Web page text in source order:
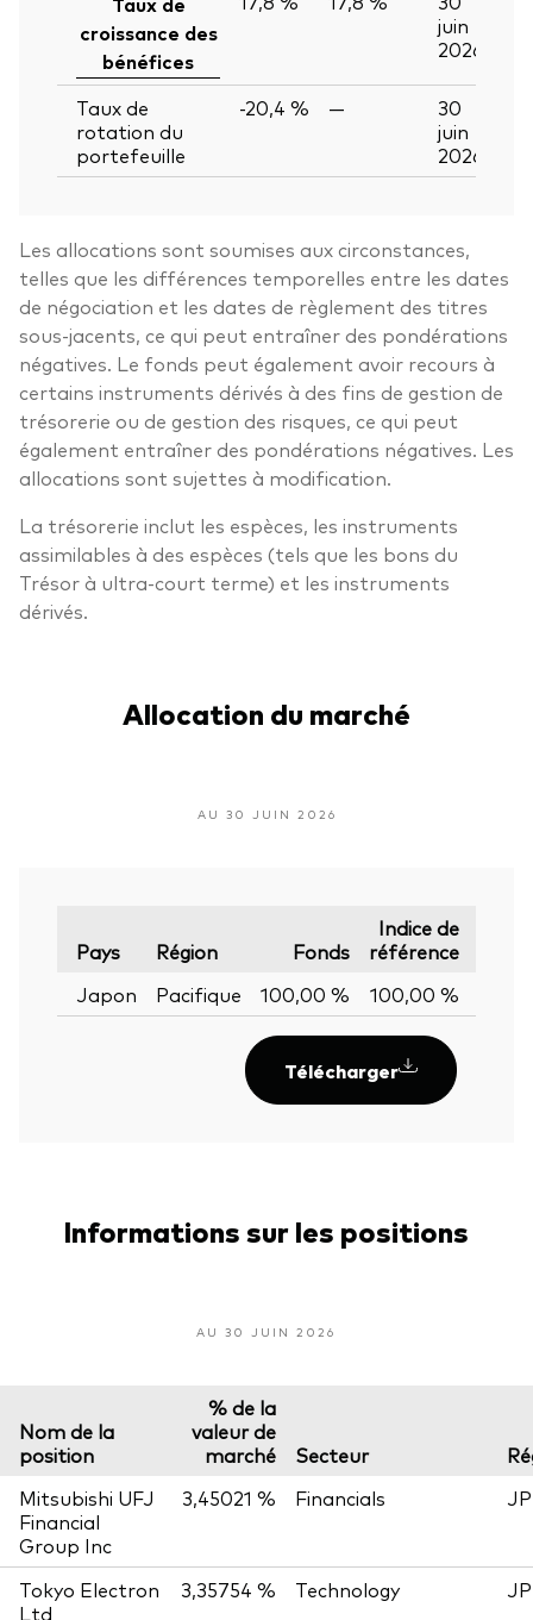
croissance des
bénéfices
juin
2026
Taux de
rotation du
portefeuille
-20,4 % —
30
juin
2026
Les allocations sont soumises aux circonstances,
telles que les différences temporelles entre les dates
de négociation et les dates de règlement des titres
sous-jacents, ce qui peut entraîner des pondérations
négatives. Le fonds peut également avoir recours à
certains instruments dérivés à des fins de gestion de
trésorerie ou de gestion des risques, ce qui peut
également entraîner des pondérations négatives. Les
allocations sont sujettes à modification.
La trésorerie inclut les espèces, les instruments
assimilables à des espèces (tels que les bons du
Trésor à ultra-court terme) et les instruments
dérivés.
Allocation du marché
AU 30 JUIN 2026
Pays Région Fonds
Indice de
référence
Japon
Pacifique 100,00 % 100,00 %
Télécharger
Informations sur les positions
AU 30 JUIN 2026
Nom de la
position
% de la
valeur de
marché
Secteur
Mitsubishi UFJ
Financial
Group Inc
3,45021 % Financials JP
Tokyo Electron
Ltd
3,35754 % Technology JP